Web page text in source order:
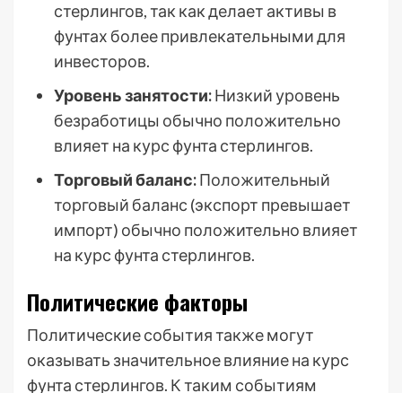
стерлингов, так как делает активы в
фунтах более привлекательными для
инвесторов.
Уровень занятости:Низкий уровень
безработицы обычно положительно
влияет на курс фунта стерлингов.
Торговый баланс:Положительный
торговый баланс (экспорт превышает
импорт) обычно положительно влияет
на курс фунта стерлингов.
Политические факторы
Политические события также могут
оказывать значительное влияние на курс
фунта стерлингов. К таким событиям